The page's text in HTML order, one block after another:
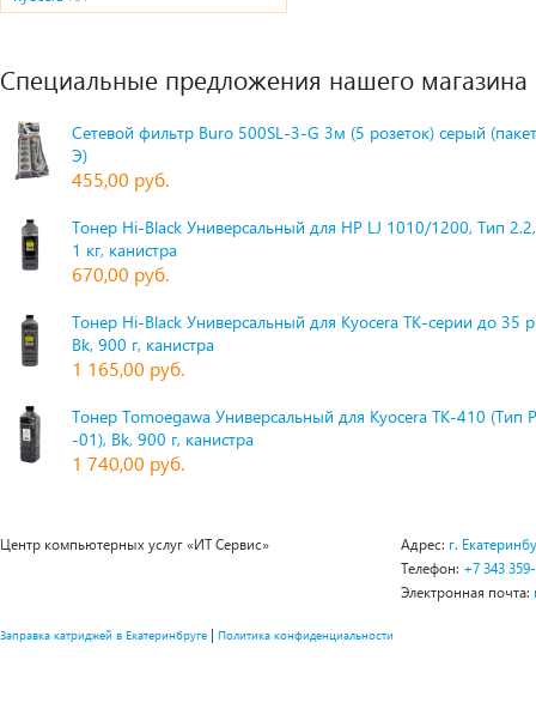
Специальные предложения нашего магазина
Сетевой фильтр Buro 500SL-3-G 3м (5 розеток) серый
Э)
455,00 руб.
Тонер Hi-Black Универсальный для HP LJ 1010/1200, Тип
1 кг, канистра
670,00 руб.
Тонер Hi-Black Универсальный для Kyocera TK-серии до 35
Bk, 900 г, канистра
1 165,00 руб.
Тонер Tomoegawa Универсальный для Kyocera TK-410 (Тип
-01), Bk, 900 г, канистра
1 740,00 руб.
Центр компьютерных услуг «ИТ Сервис» Адрес: г.
Телефон: +7 343
Электронная почта:
Заправка катриджей в Екатеринбруге | Политика конфиденциальности